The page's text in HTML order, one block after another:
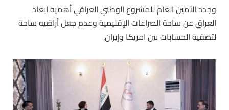
وجدد الأمين العام للمشروع الوطني العراقي أهمية ابعاد
العراق عن ساحة الصراعات الإقليمية وعدم جعل أراضيه ساحة
لتصفية الحسابات بين امريكا وإيران.